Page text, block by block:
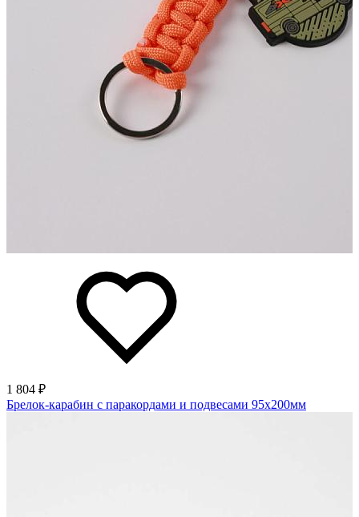
1 804 ₽
Брелок-карабин с паракордами и подвесами 95х200мм